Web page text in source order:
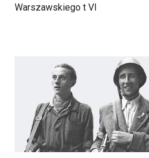
Warszawskiego t VI